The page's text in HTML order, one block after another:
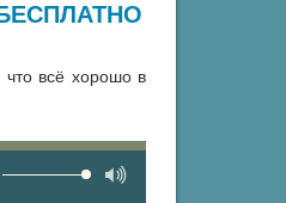
что всё хорошо в